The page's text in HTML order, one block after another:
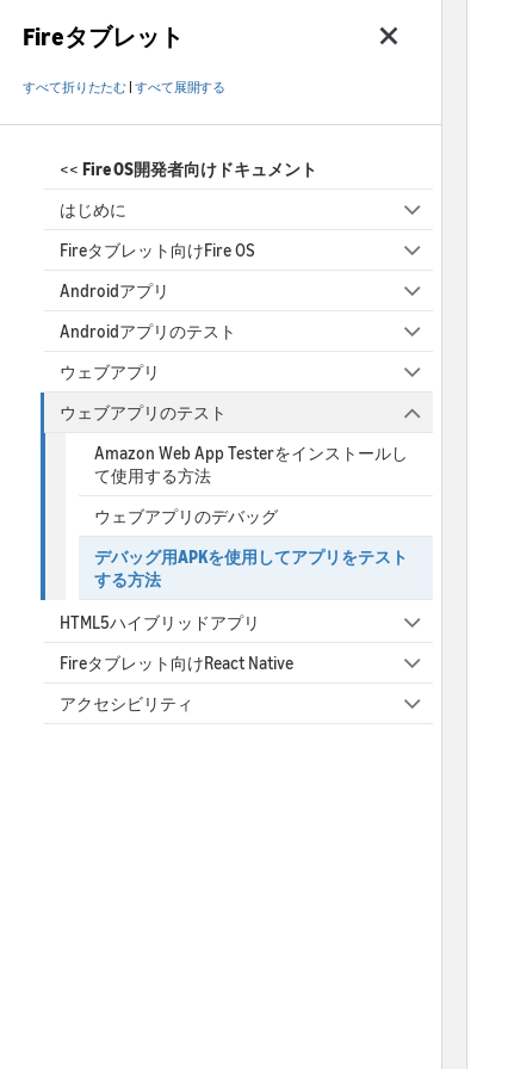
Fireタブレット
すべて折りたたむ すべて展開する
<< Fire OS開発者向けドキュメント
はじめに
Fireタブレット向けFire OS
Androidアプリ
Androidアプリのテスト
ウェブアプリ
ウェブアプリのテスト
Amazon Web App Testerをインストールし
て使用する方法
ウェブアプリのデバッグ
デバッグ用APKを使用してアプリをテスト
する方法
HTML5ハイブリッドアプリ
Fireタブレット向けReact Native
アクセシビリティ